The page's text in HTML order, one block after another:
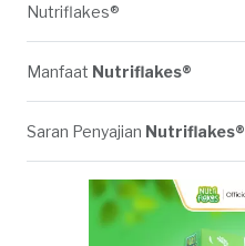
Nutriflakes®
Manfaat Nutriflakes®
Saran Penyajian Nutriflakes®